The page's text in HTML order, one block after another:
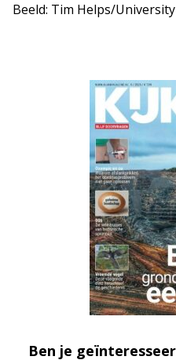
Beeld: Tim Helps/
Ben je